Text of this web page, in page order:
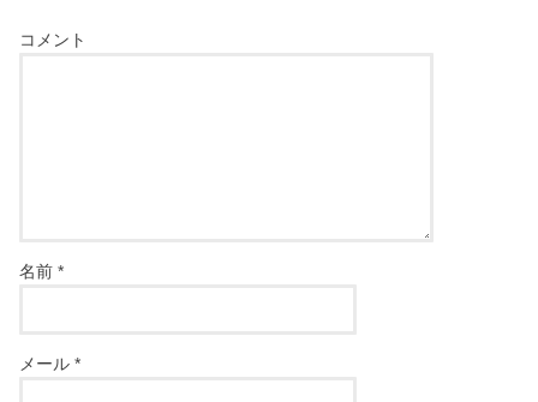
コメント
名前*
メール*